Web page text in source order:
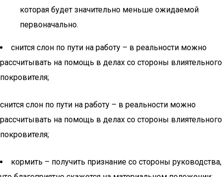
которая будет значительно меньше ожидаемой
первоначально.
снится слон по пути на работу – в реальности можно
рассчитывать на помощь в делах со стороны влиятельного
покровителя;
снится слон по пути на работу – в реальности можно
рассчитывать на помощь в делах со стороны влиятельного
покровителя;
кормить – получить признание со стороны руководства,